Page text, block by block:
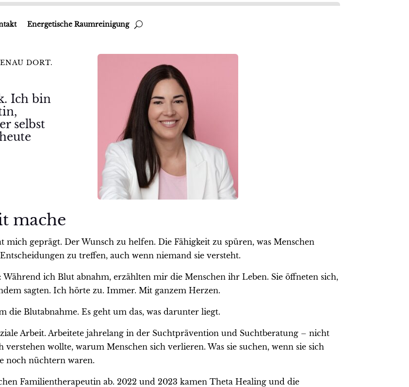
Energetische Raumreinigung
DORT.
Ich bin
selbst
mache
mich geprägt. Der Wunsch zu helfen. Die Fähigkeit zu spüren, was Menschen
zu treffen, auch wenn niemand sie versteht.
ich Blut abnahm, erzählten mir die Menschen ihr Leben. Sie öffneten sich,
sagten. Ich hörte zu. Immer. Mit ganzem Herzen.
Blutabnahme. Es geht um das, was darunter liegt.
Arbeit. Arbeitete jahrelang in der Suchtprävention und Suchtberatung – nicht
wollte, warum Menschen sich verlieren. Was sie suchen, wenn sie sich
noch nüchtern waren.
Familientherapeutin ab. 2022 und 2023 kamen Theta Healing und die